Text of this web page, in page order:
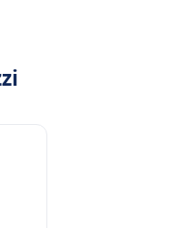
le aperture delle
CRM